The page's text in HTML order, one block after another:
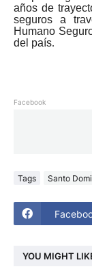
años de
seguros a
Humano
del país.
Facebook
Tags Santo
YOU MIGHT